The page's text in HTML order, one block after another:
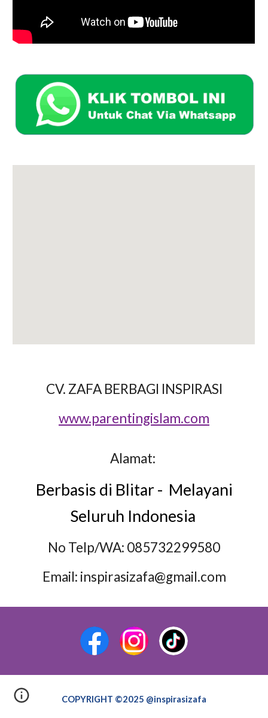
CV. ZAFA BERBAGI INSPIRASI
www.parentingislam.com
Alamat:
Berbasis di Blitar - Melayani
Seluruh Indonesia
No Telp/WA: 085732299580
Email: inspirasizafa@gmail.com
COPYRIGHT ©2025 @inspirasizafa